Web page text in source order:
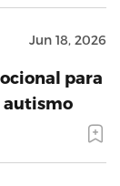
Jun 18, 2026
para
autismo